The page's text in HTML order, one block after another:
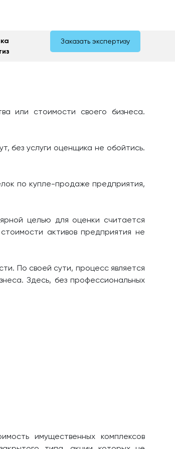
Заказать экспертизу
или стоимости своего бизнеса.
без услуги оценщика не обойтись.
по купле-продаже предприятия,
целью для оценки считается
активов предприятия не
По своей сути, процесс является
Здесь, без профессиональных
имущественных комплексов